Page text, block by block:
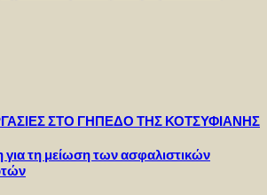
ΣΤΟ ΓΗΠΕΔΟ ΤΗΣ ΚΟΤΣΥΦΙΑΝΗΣ
τη μείωση των ασφαλιστικών